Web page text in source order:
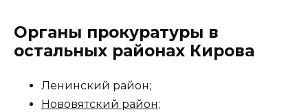
Органы прокуратуры в
остальных районах Кирова
Ленинский район;
Нововятский район;